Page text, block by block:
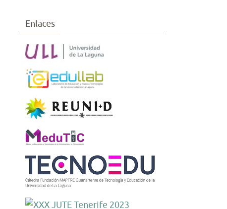
Enlaces